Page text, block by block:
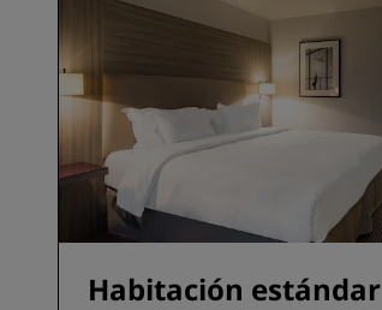
Habitación estándar